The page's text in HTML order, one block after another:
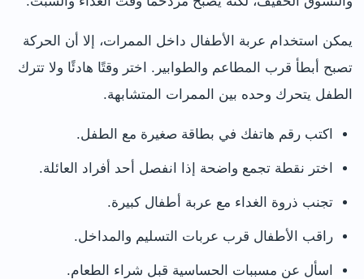
يمكن استخدام عربة الأطفال داخل الممرات، إلا أن الحركة
تصبح أبطأ قرب المطاعم والطوابير. اختر وقتًا هادئًا ولا تترك
الطفل يتحرك وحده بين الممرات المتشابهة.
اكتب رقم هاتفك في بطاقة صغيرة مع الطفل.
اختر نقطة تجمع واضحة إذا انفصل أحد أفراد العائلة.
تجنب ذروة الغداء مع عربة أطفال كبيرة.
راقب الأطفال قرب عربات التسليم والمداخل.
اسأل عن مسببات الحساسية قبل شراء الطعام.